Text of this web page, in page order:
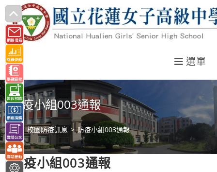
跳
轉
至
主
要
內
容
選單
防疫小組003通報
> 校園防疫訊息 > 防疫小組003通報
防疫小組003通報